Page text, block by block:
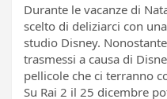
Durante le vacanze di
scelto di deliziarci con
studio Disney.
trasmessi a causa di
pellicole che ci terranno
Su Rai 2 il 25 dicembre